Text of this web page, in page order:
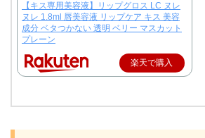
【キス専用美容液】リップグロス LC ヌレ
ヌレ 1.8ml 唇美容液 リップケア キス 美容
成分 ベタつかない 透明 ベリー マスカット
プレーン
楽天で購入